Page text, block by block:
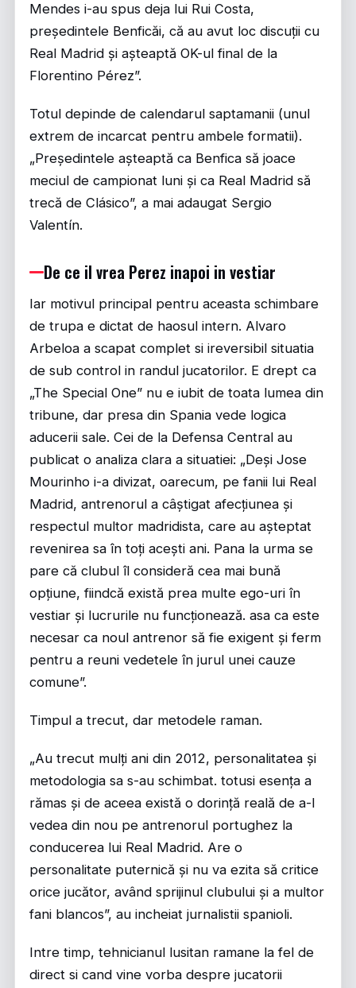
Mendes i-au spus deja lui Rui Costa,
președintele Benficăi, că au avut loc discuții cu
Real Madrid și așteaptă OK-ul final de la
Florentino Pérez”.
Totul depinde de calendarul saptamanii (unul
extrem de incarcat pentru ambele formatii).
„Președintele așteaptă ca Benfica să joace
meciul de campionat luni și ca Real Madrid să
trecă de Clásico”, a mai adaugat Sergio
Valentín.
De ce il vrea Perez inapoi in vestiar
Iar motivul principal pentru aceasta schimbare
de trupa e dictat de haosul intern. Alvaro
Arbeloa a scapat complet si ireversibil situatia
de sub control in randul jucatorilor. E drept ca
„The Special One” nu e iubit de toata lumea din
tribune, dar presa din Spania vede logica
aducerii sale. Cei de la Defensa Central au
publicat o analiza clara a situatiei: „Deși Jose
Mourinho i-a divizat, oarecum, pe fanii lui Real
Madrid, antrenorul a câștigat afecțiunea și
respectul multor madridista, care au așteptat
revenirea sa în toți acești ani. Pana la urma se
pare că clubul îl consideră cea mai bună
opțiune, fiindcă există prea multe ego-uri în
vestiar și lucrurile nu funcționează. asa ca este
necesar ca noul antrenor să fie exigent și ferm
pentru a reuni vedetele în jurul unei cauze
comune”.
Timpul a trecut, dar metodele raman.
„Au trecut mulți ani din 2012, personalitatea și
metodologia sa s-au schimbat. totusi esența a
rămas și de aceea există o dorință reală de a-l
vedea din nou pe antrenorul portughez la
conducerea lui Real Madrid. Are o
personalitate puternică și nu va ezita să critice
orice jucător, având sprijinul clubului și a multor
fani blancos”, au incheiat jurnalistii spanioli.
Intre timp, tehnicianul lusitan ramane la fel de
direct si cand vine vorba despre jucatorii